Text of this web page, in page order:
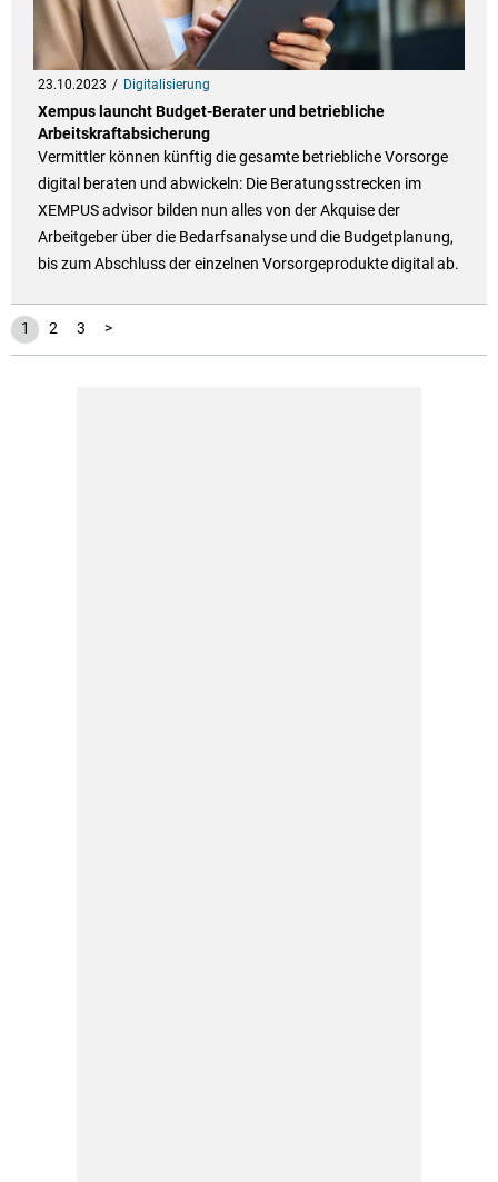
23.10.2023 Digitalisierung
Xempus launcht Budget-Berater und betriebliche
Arbeitskraftabsicherung
Vermittler können künftig die gesamte betriebliche Vorsorge
digital beraten und abwickeln: Die Beratungsstrecken im
XEMPUS advisor bilden nun alles von der Akquise der
Arbeitgeber über die Bedarfsanalyse und die Budgetplanung,
bis zum Abschluss der einzelnen Vorsorgeprodukte digital ab.
1 2 3 >